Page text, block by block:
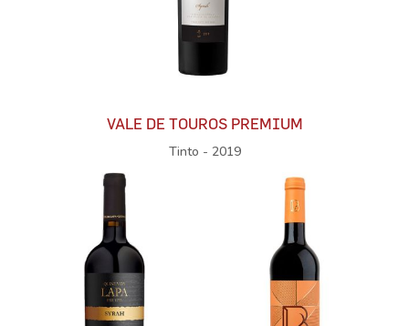
VALE DE TOUROS PREMIUM
Tinto - 2019